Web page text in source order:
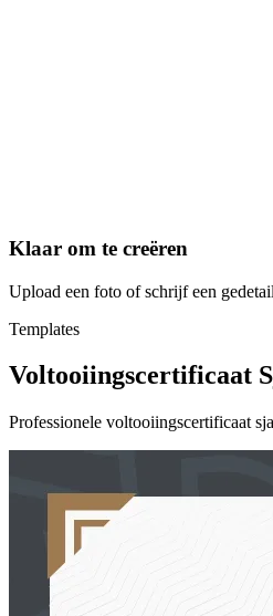
Klaar om te creëren
Upload een foto of schrijf een
Templates
Voltooiingscertificaat
Professionele voltooiingscertificaat